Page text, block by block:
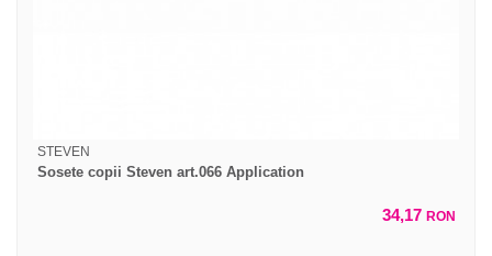
STEVEN
Sosete copii Steven art.066 Application
34,17 RON